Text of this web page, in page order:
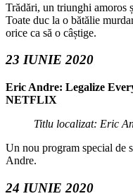
Trădări, un triunghi amoros
Toate duc la o bătălie
orice ca să o câștige.
23 IUNIE 2020
Eric Andre: Legalize
NETFLIX
Titlu localizat: Eric
Un nou program special de
Andre.
24 IUNIE 2020